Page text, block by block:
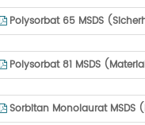
Polysorbat 65 MSDS
Polysorbat 81 MSDS
Sorbitan Monolaurat MSDS